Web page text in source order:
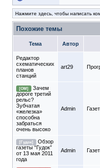
Нажмите здесь, чтобы написать
Похожие темы
Тема Автор
Редактор
схематических
планов
станций
art29
[ОМ]
Зачем
дороге третий
рельс?
Зубчатая
«железка»
способна
забраться
очень высоко
Admin
[Гудок]
Обзор
газеты “Гудок”
от 13 мая 2011
года
Admin